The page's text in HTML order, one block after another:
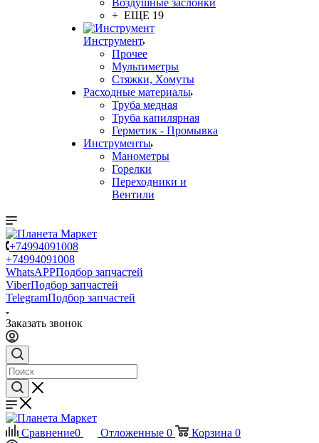
Воздушные заслонки
+ ЕЩЕ 19
Инструмент
Прочее
Мультиметры
Стяжки, Хомуты
Расходные материалы
Труба медная
Труба капилярная
Герметик - Промывка
Инструменты
Манометры
Горелки
Переходники и
Вентили
+74994091008
+74994091008
WhatsAPPПодбор запчастей
ViberПодбор запчастей
TelegramПодбор запчастей
Заказать звонок
Сравнение0 Отложенные 0 Корзина 0